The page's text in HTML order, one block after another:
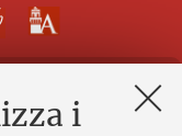
i